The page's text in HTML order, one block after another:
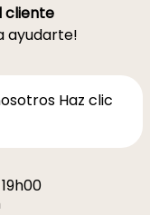
cliente
ayudarte!
Haz clic